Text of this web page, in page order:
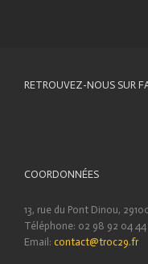
RETROUVEZ-NOUS SUR
COORDONNÉES
13, rue du Pont Dinou,
Téléphone: 02 98 92 04 44
Email: contact@troc29.fr